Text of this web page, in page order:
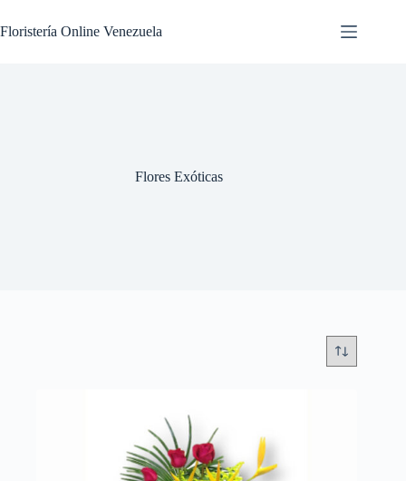
Floristería Online Venezuela
Flores Exóticas